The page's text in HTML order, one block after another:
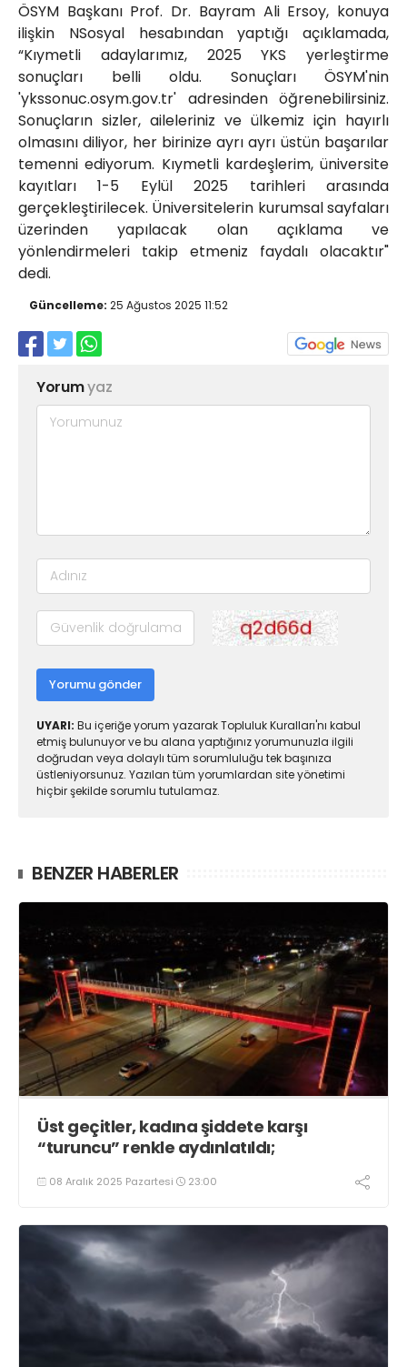
ÖSYM Başkanı Prof. Dr. Bayram Ali Ersoy, konuya
ilişkin NSosyal hesabından yaptığı açıklamada,
“Kıymetli adaylarımız, 2025 YKS yerleştirme
sonuçları belli oldu. Sonuçları ÖSYM'nin
'ykssonuc.osym.gov.tr' adresinden öğrenebilirsiniz.
Sonuçların sizler, aileleriniz ve ülkemiz için hayırlı
olmasını diliyor, her birinize ayrı ayrı üstün başarılar
temenni ediyorum. Kıymetli kardeşlerim, üniversite
kayıtları 1-5 Eylül 2025 tarihleri arasında
gerçekleştirilecek. Üniversitelerin kurumsal sayfaları
üzerinden yapılacak olan açıklama ve
yönlendirmeleri takip etmeniz faydalı olacaktır"
dedi.
Güncelleme: 25 Ağustos 2025 11:52
Yorumyaz
Yorumu gönder
UYARI: Bu içeriğe yorum yazarak Topluluk Kuralları'nı kabul
etmiş bulunuyor ve bu alana yaptığınız yorumunuzla ilgili
doğrudan veya dolaylı tüm sorumluluğu tek başınıza
üstleniyorsunuz. Yazılan tüm yorumlardan site yönetimi
hiçbir şekilde sorumlu tutulamaz.
BENZER HABERLER
Üst geçitler, kadına şiddete karşı
“turuncu” renkle aydınlatıldı;
08 Aralık 2025 Pazartesi 23:00